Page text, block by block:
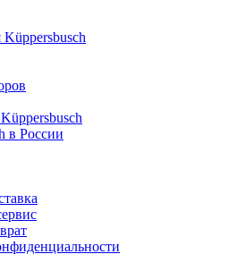
Küppersbusch
в России